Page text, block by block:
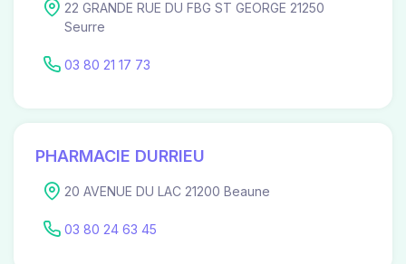
22 GRANDE RUE DU FBG ST GEORGE 21250
Seurre
03 80 21 17 73
PHARMACIE DURRIEU
20 AVENUE DU LAC 21200 Beaune
03 80 24 63 45